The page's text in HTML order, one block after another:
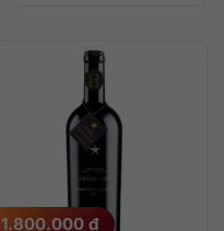
độ phổ biến
thấp đến cao
cao đến thấp
1.800.000 ₫